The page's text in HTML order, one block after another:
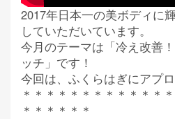
2017年日本一の美ボディに
していただいています。
今月のテーマは「冷え改善
ッチ」です！
今回は、ふくらはぎにアプロ
＊＊＊＊＊＊＊＊＊＊＊＊
＊＊＊＊＊＊